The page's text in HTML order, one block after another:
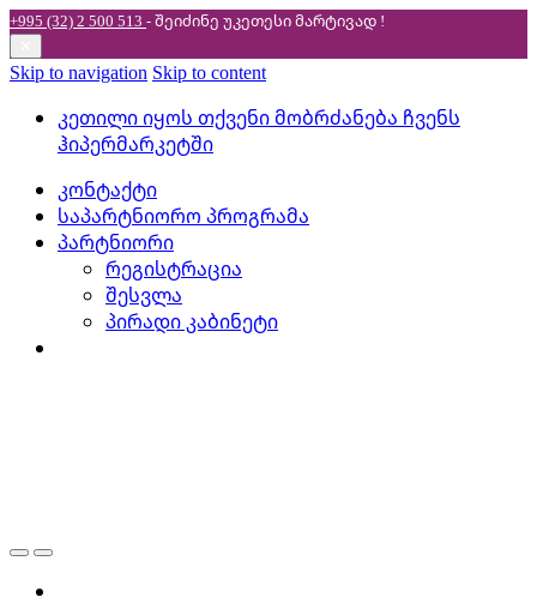
+995 (32) 2 500 513 - შეიძინე უკეთესიმარტივად !
Skip to navigation Skip to content
კეთილი იყოს თქვენი მობრძანება ჩვენს
ჰიპერმარკეტში
კონტაქტი
საპარტნიორო პროგრამა
პარტნიორი
რეგისტრაცია
შესვლა
პირადი კაბინეტი